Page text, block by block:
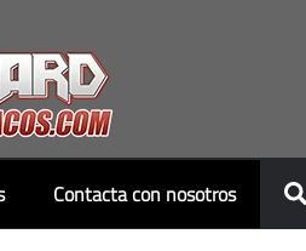
Contacta con nosotros